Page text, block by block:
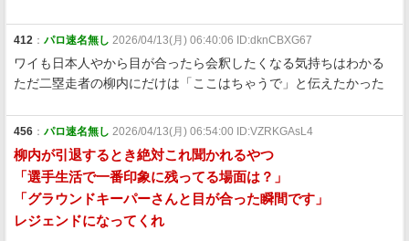
412 ： パロ速名無し 2026/04/13(月) 06:40:06 ID:dknCBXG67
ワイも日本人やから目が合ったら会釈したくなる気持ちはわかる
ただ二塁走者の柳内にだけは「ここはちゃうで」と伝えたかった
456 ： パロ速名無し 2026/04/13(月) 06:54:00 ID:VZRKGAsL4
柳内が引退するとき絶対これ聞かれるやつ
「選手生活で一番印象に残ってる場面は？」
「グラウンドキーパーさんと目が合った瞬間です」
レジェンドになってくれ